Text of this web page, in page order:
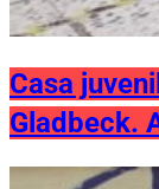
Casa
Gladbeck.